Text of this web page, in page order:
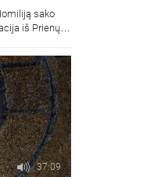
sako
iš Prienų
37:09